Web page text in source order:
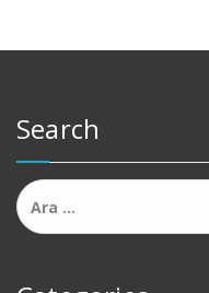
Search
Arama: